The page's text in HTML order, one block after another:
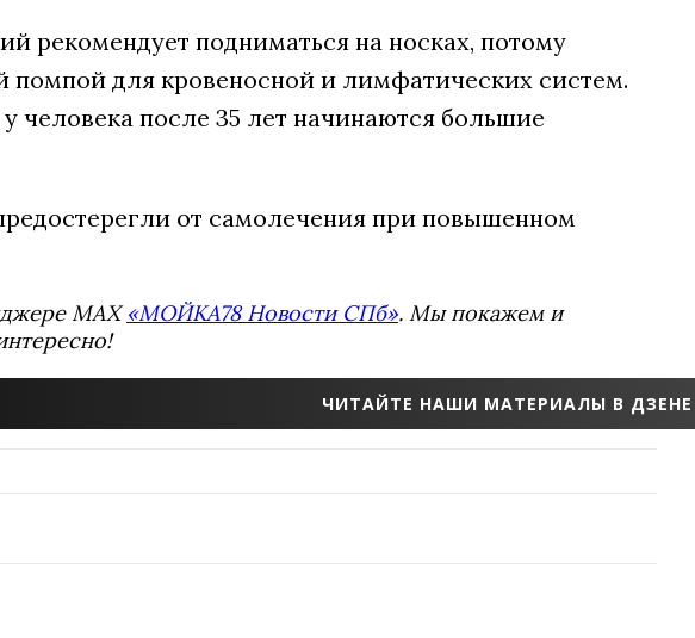
рекомендует подниматься на носках, потому
для кровеносной и лимфатических систем.
человека после 35 лет начинаются большие
от самолечения при повышенном
MAX«МОЙКА78 Новости СПб». Мы покажем и
ЧИТАЙТЕ НАШИ МАТЕРИАЛЫ В ДЗЕНЕ